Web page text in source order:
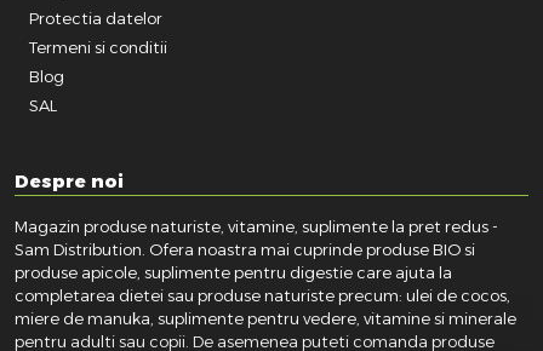
Protectia datelor
Termeni si conditii
Blog
SAL
Despre noi
Magazin produse naturiste, vitamine, suplimente la pret redus -
Sam Distribution. Ofera noastra mai cuprinde produse BIO si
produse apicole, suplimente pentru digestie care ajuta la
completarea dietei sau produse naturiste precum: ulei de cocos,
miere de manuka, suplimente pentru vedere, vitamine si minerale
pentru adulti sau copii. De asemenea puteti comanda produse